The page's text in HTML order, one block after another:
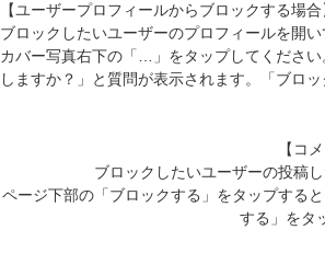
【ユーザープロフィールからブロックする場合
ブロックしたいユーザーのプロフィールを開い
カバー写真右下の「…」をタップしてくださ
しますか？」と質問が表示されます。「ブロ
【コ
ブロックしたいユーザーの投稿
ページ下部の「ブロックする」をタップする
する」をタ